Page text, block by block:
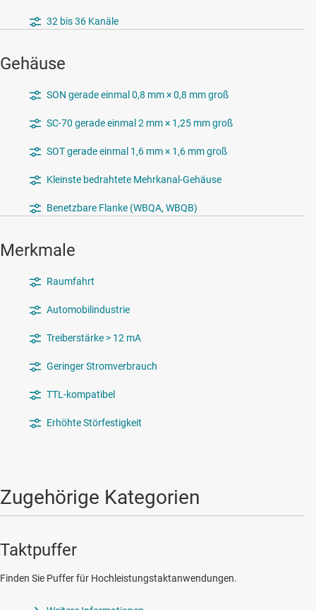
32 bis 36 Kanäle
Gehäuse
SON gerade einmal 0,8 mm × 0,8 mm groß
SC-70 gerade einmal 2 mm × 1,25 mm groß
SOT gerade einmal 1,6 mm × 1,6 mm groß
Kleinste bedrahtete Mehrkanal-Gehäuse
Benetzbare Flanke (WBQA, WBQB)
Merkmale
Raumfahrt
Automobilindustrie
Treiberstärke > 12 mA
Geringer Stromverbrauch
TTL-kompatibel
Erhöhte Störfestigkeit
Zugehörige Kategorien
Taktpuffer
Finden Sie Puffer für Hochleistungstaktanwendungen.